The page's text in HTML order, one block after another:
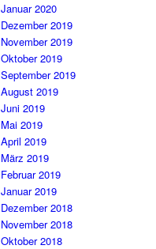
Januar 2020
Dezember 2019
November 2019
Oktober 2019
September 2019
August 2019
Juni 2019
Mai 2019
April 2019
März 2019
Februar 2019
Januar 2019
Dezember 2018
November 2018
Oktober 2018